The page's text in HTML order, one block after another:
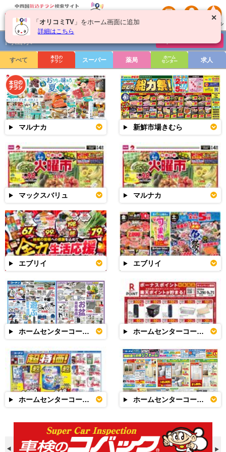
岡山県
すべて
本日の
チラシ
スーパー 薬局
ホーム
センター
求人
マルナカ 新鮮市場きむら
マックスバリュ マルナカ
エブリイ エブリイ
ホームセンターコーナン ホームセンターコーナン
ホームセンターコーナン ホームセンターコーナン
✕
「 オリコミTV 」をホーム画面に追加
詳細はこちら